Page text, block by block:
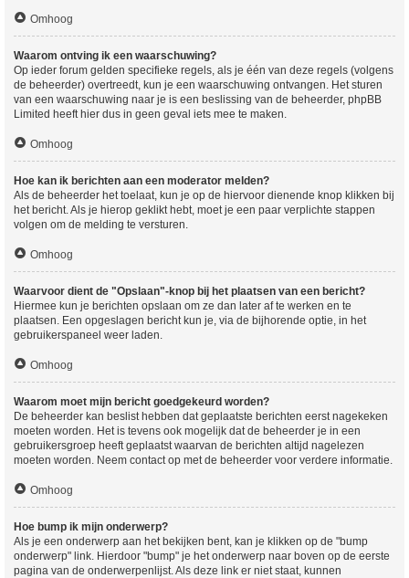
Omhoog
Waarom ontving ik een waarschuwing?
Op ieder forum gelden specifieke regels, als je één van deze regels (volgens
de beheerder) overtreedt, kun je een waarschuwing ontvangen. Het sturen
van een waarschuwing naar je is een beslissing van de beheerder, phpBB
Limited heeft hier dus in geen geval iets mee te maken.
Omhoog
Hoe kan ik berichten aan een moderator melden?
Als de beheerder het toelaat, kun je op de hiervoor dienende knop klikken bij
het bericht. Als je hierop geklikt hebt, moet je een paar verplichte stappen
volgen om de melding te versturen.
Omhoog
Waarvoor dient de "Opslaan"-knop bij het plaatsen van een bericht?
Hiermee kun je berichten opslaan om ze dan later af te werken en te
plaatsen. Een opgeslagen bericht kun je, via de bijhorende optie, in het
gebruikerspaneel weer laden.
Omhoog
Waarom moet mijn bericht goedgekeurd worden?
De beheerder kan beslist hebben dat geplaatste berichten eerst nagekeken
moeten worden. Het is tevens ook mogelijk dat de beheerder je in een
gebruikersgroep heeft geplaatst waarvan de berichten altijd nagelezen
moeten worden. Neem contact op met de beheerder voor verdere informatie.
Omhoog
Hoe bump ik mijn onderwerp?
Als je een onderwerp aan het bekijken bent, kan je klikken op de "bump
onderwerp" link. Hierdoor "bump" je het onderwerp naar boven op de eerste
pagina van de onderwerpenlijst. Als deze link er niet staat, kunnen